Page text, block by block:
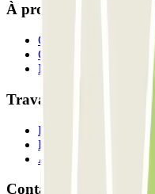
À propos de Parclick
Qui sommes-nous ?
Comment ça marche?
Nos parkings
Travaillons ensemble?
Professionnels
Fournisseur de parking
Affiliés
Contact